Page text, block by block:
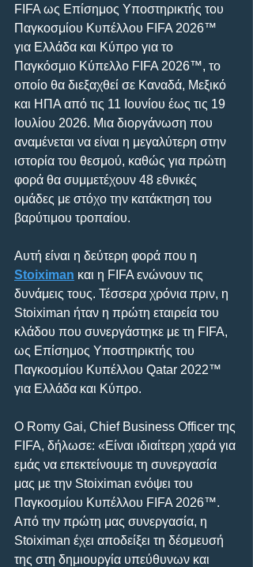
FIFA ως Επίσημος Υποστηρικτής του
Παγκοσμίου Κυπέλλου FIFA 2026™
για Ελλάδα και Κύπρο για το
Παγκόσμιο Κύπελλο FIFA 2026™, το
οποίο θα διεξαχθεί σε Καναδά, Μεξικό
και ΗΠΑ από τις 11 Ιουνίου έως τις 19
Ιουλίου 2026. Μια διοργάνωση που
αναμένεται να είναι η μεγαλύτερη στην
ιστορία του θεσμού, καθώς για πρώτη
φορά θα συμμετέχουν 48 εθνικές
ομάδες με στόχο την κατάκτηση του
βαρύτιμου τροπαίου.
Αυτή είναι η δεύτερη φορά που η
Stoiximan και η FIFA ενώνουν τις
δυνάμεις τους. Τέσσερα χρόνια πριν, η
Stoiximan ήταν η πρώτη εταιρεία του
κλάδου που συνεργάστηκε με τη FIFA,
ως Επίσημος Υποστηρικτής του
Παγκοσμίου Κυπέλλου Qatar 2022™
για Ελλάδα και Κύπρο.
Ο Romy Gai, Chief Business Officer της
FIFA, δήλωσε: «Είναι ιδιαίτερη χαρά για
εμάς να επεκτείνουμε τη συνεργασία
μας με την Stoiximan ενόψει του
Παγκοσμίου Κυπέλλου FIFA 2026™.
Από την πρώτη μας συνεργασία, η
Stoiximan έχει αποδείξει τη δέσμευσή
της στη δημιουργία υπεύθυνων και